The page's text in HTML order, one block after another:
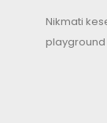
Nikmati